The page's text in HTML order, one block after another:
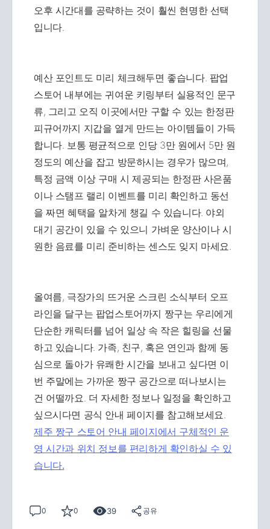
오후 시간대를 공략하는 것이 훨씬 현명한 선택
입니다.
예산 포인트도 미리 체크해두면 좋습니다. 팝업
스토어 내부에는 귀여운 키링부터 실용적인 문구
류, 그리고 오직 이곳에서만 구할 수 있는 한정판
피규어까지 지갑을 열게 만드는 아이템들이 가득
합니다. 보통 평균적으로 인당 3만 원에서 5만 원
정도의 예산을 잡고 방문하시는 경우가 많으며,
특정 금액 이상 구매 시 제공되는 한정판 사은품
이나 스탬프 랠리 이벤트를 미리 확인하고 동선
을 짜면 혜택을 알차게 챙길 수 있습니다. 야외
대기 공간이 있을 수 있으니 가벼운 양산이나 시
원한 음료를 미리 준비하는 센스도 잊지 마세요.
올여름, 극장가의 뜨거운 스크린 소식부터 오프
라인을 달구는 팝업스토어까지 짱구는 우리에게
단순한 캐릭터를 넘어 일상 속 작은 힐링을 선물
하고 있습니다. 가족, 친구, 혹은 연인과 함께 동
심으로 돌아가 유쾌한 시간을 보내고 싶다면 이
번 주말에는 가까운 짱구 공간으로 떠나보시는
건 어떨까요. 더 자세한 정보나 일정을 확인하고
싶으시다면 공식 안내 페이지를 참고해보세요.
제주 짱구 스토어 안내 페이지에서 구체적인 운
영 시간과 위치 정보를 편리하게 확인하실 수 있
습니다.
0 0 39 공유